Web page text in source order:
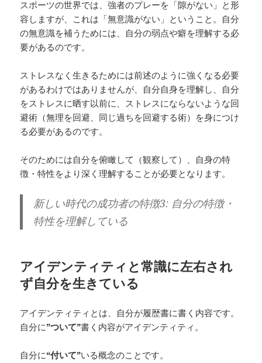
スポーツの世界では、強者のプレーを「隙がない」と形
容しますが、これは「無意識がない」ということ。自分
の無意識を補うためには、自分の弱点や癖を理解する必
要があるのです。
ストレスなく生きるためには前述のように強くなる必要
があるわけではありませんが、自分自身を理解し、自分
をストレスに晒す以前に、ストレスにならないような回
避術（無理を回避、同じ過ちを回避する術）を身につけ
る必要があるのです。
そのためには自分を俯瞰して（観察して）、自身の特
徴・特性をより深く理解することが必要となります。
新しい時代の成功者の特徴3: 自分の特徴・
特性を理解している
アイデンティティと常識に左右され
ず自分を生きている
アイデンティティとは、自分が履歴書に書く内容です。
自分に”ついて”書く内容がアイデンティティ。
自分に“付いて”いる概念のことです。